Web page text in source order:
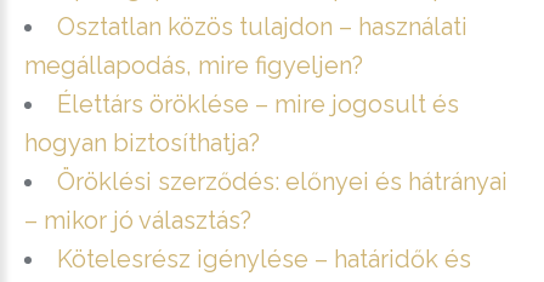
Osztatlan közös tulajdon – használati
megállapodás, mire figyeljen?
Élettárs öröklése – mire jogosult és
hogyan biztosíthatja?
Öröklési szerződés: előnyei és hátrányai
– mikor jó választás?
Kötelesrész igénylése – határidők és